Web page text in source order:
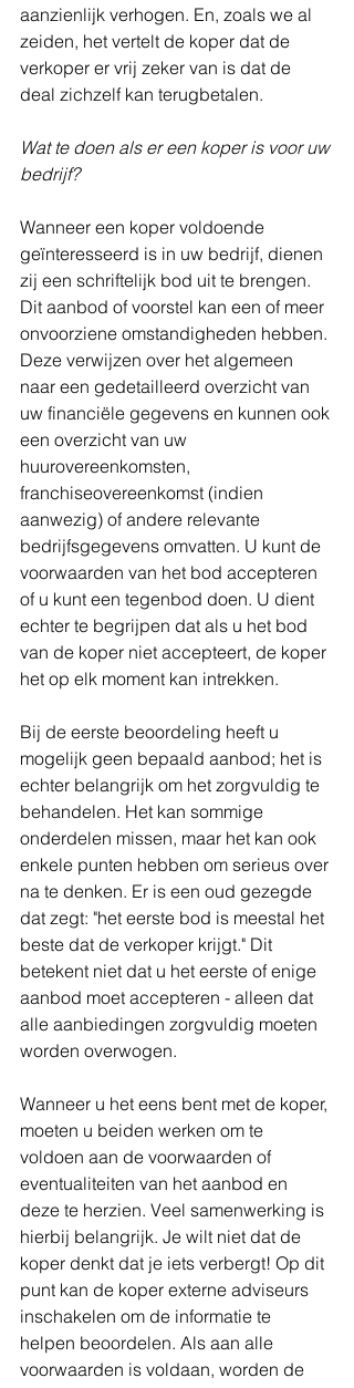
aanzienlijk verhogen. En, zoals we al
zeiden, het vertelt de koper dat de
verkoper er vrij zeker van is dat de
deal zichzelf kan terugbetalen.
Wat te doen als er een koper is voor uw
bedrijf?
Wanneer een koper voldoende
geïnteresseerd is in uw bedrijf, dienen
zij een schriftelijk bod uit te brengen.
Dit aanbod of voorstel kan een of meer
onvoorziene omstandigheden hebben.
Deze verwijzen over het algemeen
naar een gedetailleerd overzicht van
uw financiële gegevens en kunnen ook
een overzicht van uw
huurovereenkomsten,
franchiseovereenkomst (indien
aanwezig) of andere relevante
bedrijfsgegevens omvatten. U kunt de
voorwaarden van het bod accepteren
of u kunt een tegenbod doen. U dient
echter te begrijpen dat als u het bod
van de koper niet accepteert, de koper
het op elk moment kan intrekken.
Bij de eerste beoordeling heeft u
mogelijk geen bepaald aanbod; het is
echter belangrijk om het zorgvuldig te
behandelen. Het kan sommige
onderdelen missen, maar het kan ook
enkele punten hebben om serieus over
na te denken. Er is een oud gezegde
dat zegt: "het eerste bod is meestal het
beste dat de verkoper krijgt." Dit
betekent niet dat u het eerste of enige
aanbod moet accepteren - alleen dat
alle aanbiedingen zorgvuldig moeten
worden overwogen.
Wanneer u het eens bent met de koper,
moeten u beiden werken om te
voldoen aan de voorwaarden of
eventualiteiten van het aanbod en
deze te herzien. Veel samenwerking is
hierbij belangrijk. Je wilt niet dat de
koper denkt dat je iets verbergt! Op dit
punt kan de koper externe adviseurs
inschakelen om de informatie te
helpen beoordelen. Als aan alle
voorwaarden is voldaan, worden de